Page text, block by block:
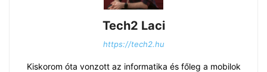
Tech2 Laci
https://tech2.hu
Kiskorom óta vonzott az informatika és főleg a mobilok